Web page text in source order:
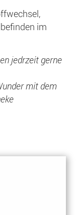
im
jedrzeit gerne
mit dem